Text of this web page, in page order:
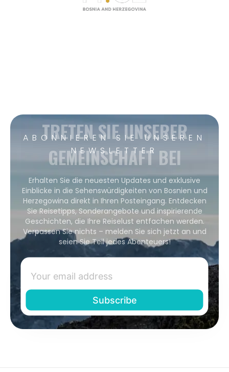
ABONNIEREN SIE UNSEREN
NEWSLETTER
TRETEN SIE UNSERER
GEMEINSCHAFT BEI
Erhalten Sie die neuesten Updates und exklusive
Einblicke in die Sehenswürdigkeiten von Bosnien und
Herzegowina direkt in Ihren Posteingang. Entdecken
Sie Reisetipps, Sonderangebote und inspirierende
Geschichten, die Ihre Reiselust entfachen werden.
Verpassen Sie nichts – melden Sie sich jetzt an und
seien Sie Teil jedes Abenteuers!